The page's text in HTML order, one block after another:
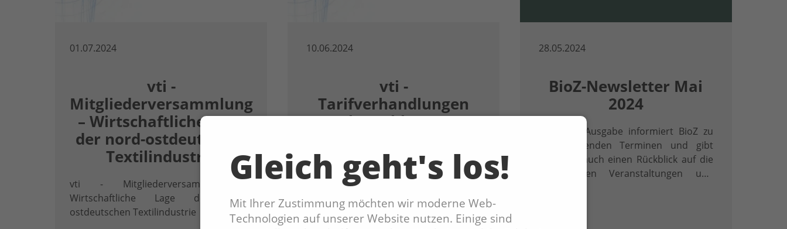
01.07.2024
vti -
Mitgliederversammlung
– Wirtschaftliche Lage
der nord-ostdeutschen
Textilindustrie
vti - Mitgliederversammlung –
Wirtschaftliche Lage der nord-
ostdeutschen Textilindustrie
10.06.2024
vti -
Tarifverhandlungen
abgeschlossen
28.05.2024
BioZ-Newsletter Mai
2024
In dieser Ausgabe informiert BioZ zu
bevorstehenden Terminen und gibt
natürlich auch einen Rückblick auf die
vergangenen Veranstaltungen und
Gleich geht's los!
Mit Ihrer Zustimmung möchten wir moderne Web-
Technologien auf unserer Website nutzen. Einige sind